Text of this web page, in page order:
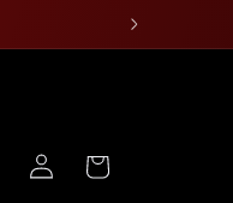
Log
in
Cart